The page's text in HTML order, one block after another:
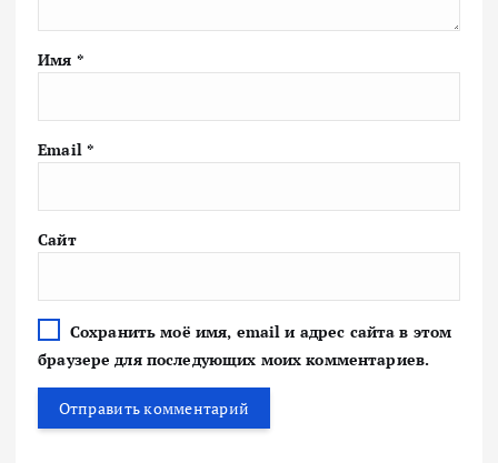
Имя *
Email *
Сайт
Сохранить моё имя, email и адрес сайта в этом
браузере для последующих моих комментариев.